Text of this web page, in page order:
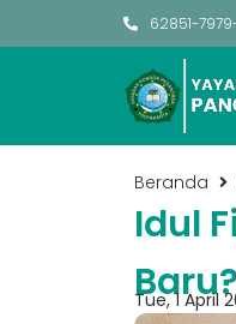
62851-
Beranda
Idul
Tue, 1 April